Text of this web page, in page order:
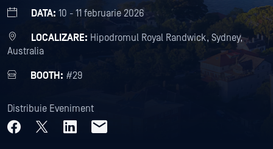
DATA: 10 - 11 februarie 2026
LOCALIZARE: Hipodromul Royal Randwick, Sydney,
Australia
BOOTH: #29
Distribuie Eveniment